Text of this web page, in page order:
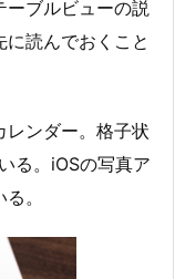
ーブルビューの説
読んでおくこと
レンダー。格子状
る。iOSの写真ア
。